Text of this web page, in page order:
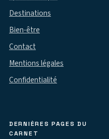
Destinations
Bien-être
Contact
Mentions légales
Confidentialité
DERNIÈRES PAGES DU
CARNET